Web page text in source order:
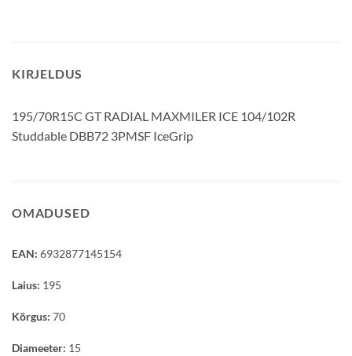
KIRJELDUS
195/70R15C GT RADIAL MAXMILER ICE 104/102R
Studdable DBB72 3PMSF IceGrip
OMADUSED
EAN: 6932877145154
Laius: 195
Kõrgus: 70
Diameeter: 15